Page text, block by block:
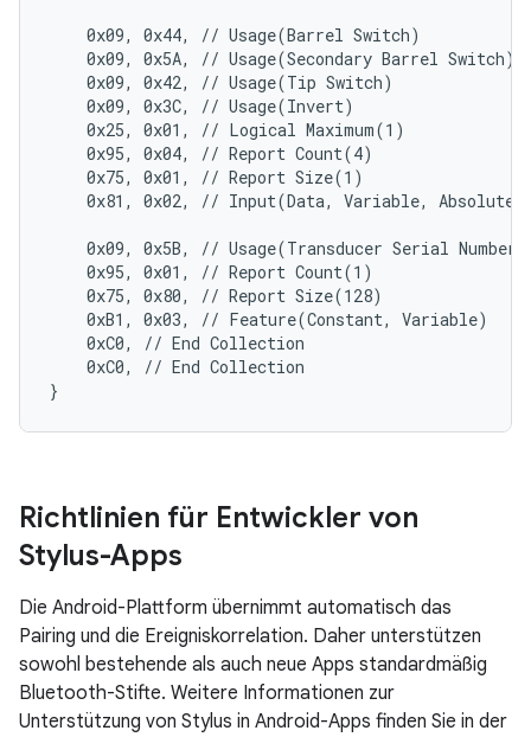
    0x09, 0x44, // Usage(Barrel Switch)
    0x09, 0x5A, // Usage(Secondary Barrel Switch)
    0x09, 0x42, // Usage(Tip Switch)
    0x09, 0x3C, // Usage(Invert)
    0x25, 0x01, // Logical Maximum(1)
    0x95, 0x04, // Report Count(4)
    0x75, 0x01, // Report Size(1)
0x81, 0x02, // Input(Data, Variable, Absolute,
    0x09, 0x5B, // Usage(Transducer Serial Number)
    0x95, 0x01, // Report Count(1)
    0x75, 0x80, // Report Size(128)
    0xB1, 0x03, // Feature(Constant, Variable)
    0xC0, // End Collection
    0xC0, // End Collection
Richtlinien für Entwickler von
Stylus-Apps
Die Android-Plattform übernimmt automatisch das
Pairing und die Ereigniskorrelation. Daher unterstützen
sowohl bestehende als auch neue Apps standardmäßig
Bluetooth-Stifte. Weitere Informationen zur
Unterstützung von Stylus in Android-Apps finden Sie in der